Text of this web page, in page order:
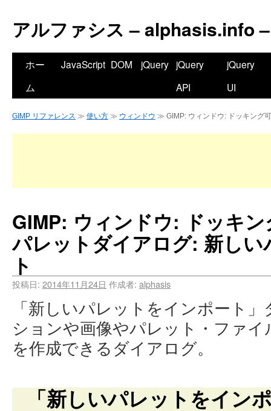
アルファシス – alphasis.info –
ホー
ム
JavaScript DOM jQuery jQuery
API
jQuery
UI
GIMP リファレンス ≫ 使い方 ≫ ウィンドウ ≫ GIMP: ウィンドウ: ドッキング
GIMP: ウィンドウ: ドッキ
パレットダイアログ: 新し
ト
投稿日: 2014年11月24日 作成者: alphasis
「新しいパレットをインポート
ションや画像やパレット・ファ
を作成できるダイアログ。
「新しいパレットをイン